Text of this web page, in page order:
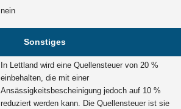
nein
Sonstiges
In Lettland wird eine Quellensteuer von 20 %
einbehalten, die mit einer
Ansässigkeitsbescheinigung jedoch auf 10 %
reduziert werden kann. Die Quellensteuer ist sie